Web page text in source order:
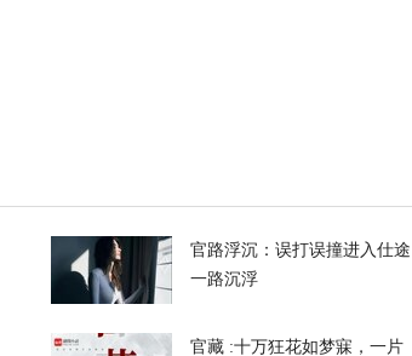
官路浮沉：误打误撞进入仕途
一路沉浮
官藏 :十万狂花如梦寐，一片